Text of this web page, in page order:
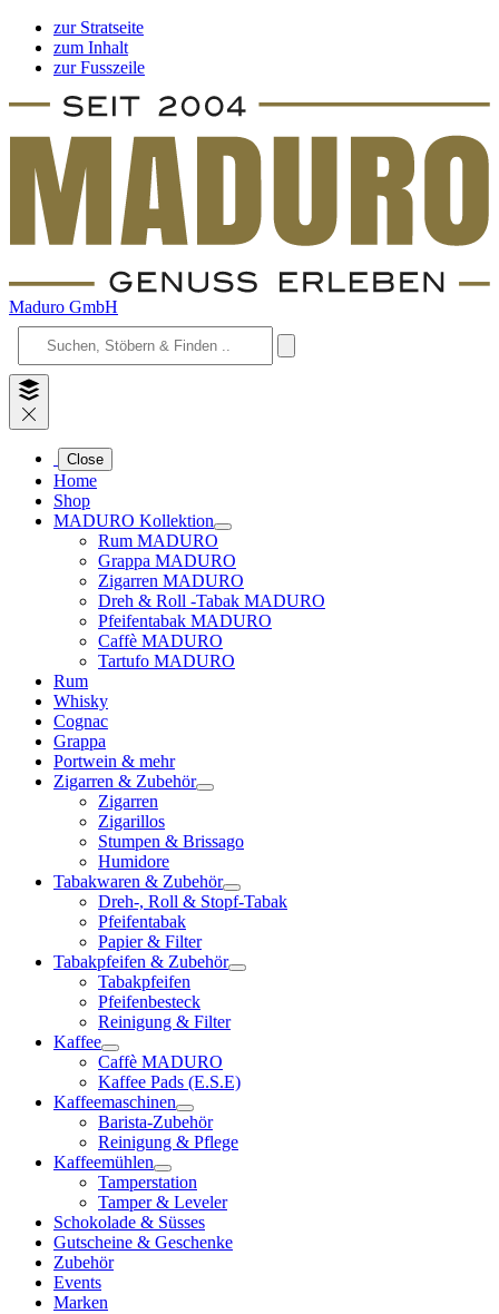
zur Stratseite
zum Inhalt
zur Fusszeile
Maduro GmbH
Close
Home
Shop
MADURO Kollektion
Rum MADURO
Grappa MADURO
Zigarren MADURO
Dreh & Roll -Tabak MADURO
Pfeifentabak MADURO
Caffè MADURO
Tartufo MADURO
Rum
Whisky
Cognac
Grappa
Portwein & mehr
Zigarren & Zubehör
Zigarren
Zigarillos
Stumpen & Brissago
Humidore
Tabakwaren & Zubehör
Dreh-, Roll & Stopf-Tabak
Pfeifentabak
Papier & Filter
Tabakpfeifen & Zubehör
Tabakpfeifen
Pfeifenbesteck
Reinigung & Filter
Kaffee
Caffè MADURO
Kaffee Pads (E.S.E)
Kaffeemaschinen
Barista-Zubehör
Reinigung & Pflege
Kaffeemühlen
Tamperstation
Tamper & Leveler
Schokolade & Süsses
Gutscheine & Geschenke
Zubehör
Events
Marken